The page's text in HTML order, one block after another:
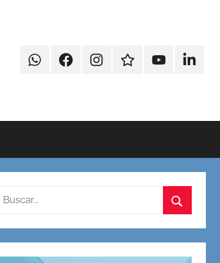
WhatsAppFaccebookInstagramContactoYoutube
Buscar: